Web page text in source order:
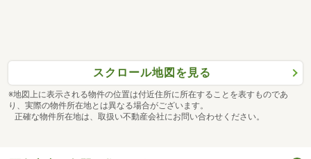
スクロール地図を見る
※地図上に表示される物件の位置は付近住所に所在することを表すものであ
り、実際の物件所在地とは異なる場合がございます。
正確な物件所在地は、取扱い不動産会社にお問い合わせください。